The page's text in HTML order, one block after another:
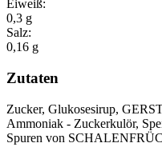
Eiweiß:
0,3 g
Salz:
0,16 g
Zutaten
Zucker, Glukosesirup,
Ammoniak - Zuckerkulör,
Spuren von